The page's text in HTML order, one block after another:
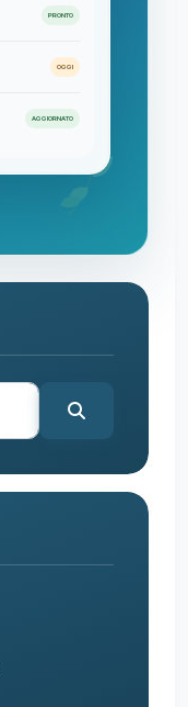
PRONTO
OGGI
AGGIORNATO